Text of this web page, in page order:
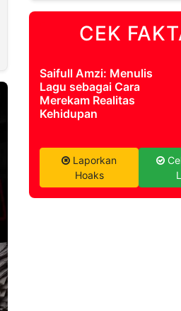
CEK
Saifull Amzi: Menulis
Lagu sebagai Cara
Merekam Realitas
Kehidupan
Laporkan
Hoaks